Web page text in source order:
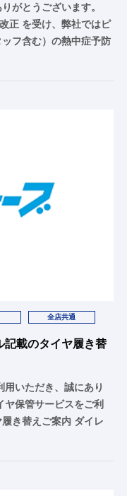
がとうございます。
正 を受け、弊社ではピ
フ含む）の熱中症予防
全店共通
記載のタイヤ履き替
いただき、誠にあり
保管サービスをご利
き替えご案内 ダイレ